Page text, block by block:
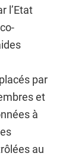
l’Etat
par
et
à
au